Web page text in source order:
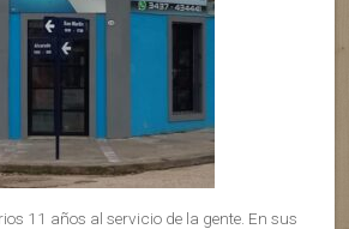
11 años al servicio de la gente. En sus